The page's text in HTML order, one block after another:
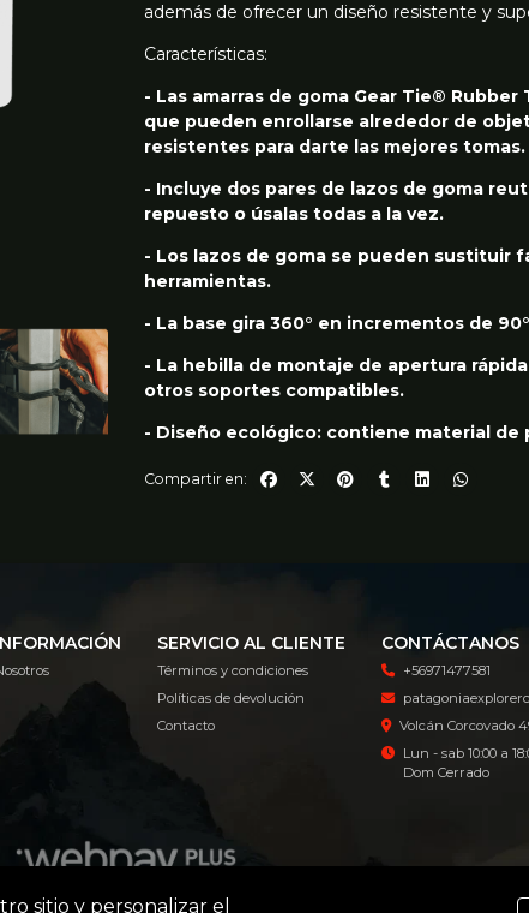
además de ofrecer un diseño resistente y
Características:
- Las amarras de goma Gear Tie®
que pueden enrollarse alrededor de
resistentes para darte las mejores tomas.
- Incluye dos pares de lazos de goma
repuesto o úsalas todas a la vez.
- Los lazos de goma se pueden sustituir
herramientas.
- La base gira 360° en incrementos de
- La hebilla de montaje de apertura
otros soportes compatibles.
- Diseño ecológico: contiene material de
Compartir en:
SERVICIO AL CLIENTE
Términos y condiciones
Políticas de devolución
Contacto
CONTÁCTANOS
+56971477581
Volcán Corcovado
Lun - sab 10:00 a
Dom Cerrado
sitio y personalizar el